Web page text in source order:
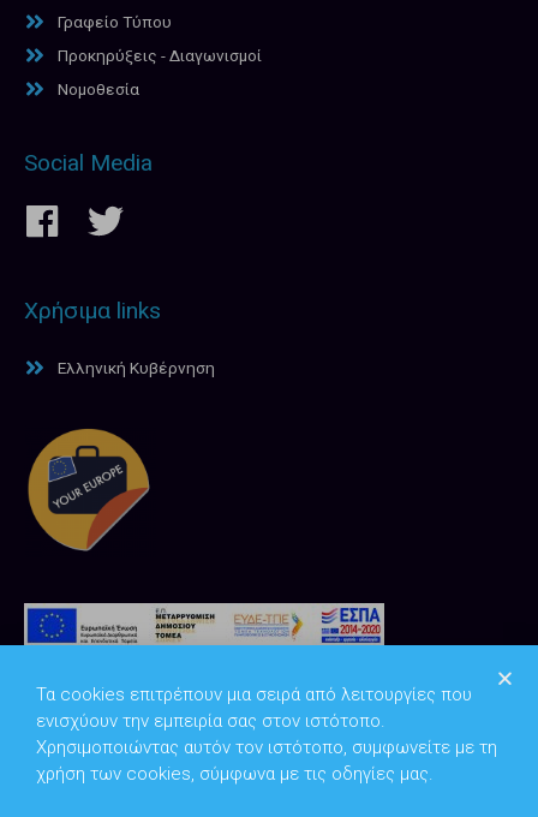
Γραφείο Τύπου
Προκηρύξεις - Διαγωνισμοί
Νομοθεσία
Social Media
Χρήσιμα links
Ελληνική Κυβέρνηση
Τα cookies επιτρέπουν μια σειρά από λειτουργίες που
ενισχύουν την εμπειρία σας στον ιστότοπο.
Χρησιμοποιώντας αυτόν τον ιστότοπο, συμφωνείτε με τη
χρήση των cookies, σύμφωνα με τις οδηγίες μας.